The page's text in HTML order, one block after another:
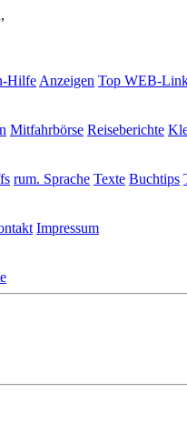
Hilfe Anzeigen Top WEB-
Mitfahrbörse Reiseberichte
rum. Sprache Texte Buchtips
Impressum